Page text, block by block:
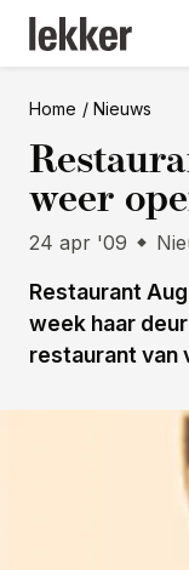
Home Nieuws
weer
24 apr '09
Restaurant
week haar
restaurant van